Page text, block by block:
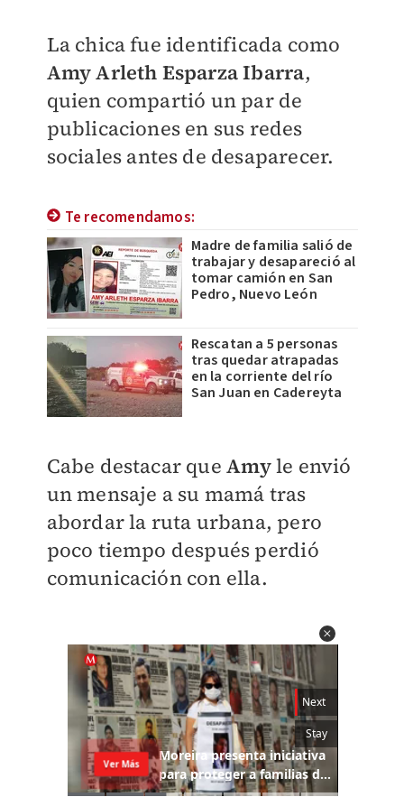
La chica fue identificada como
Amy Arleth Esparza Ibarra,
quien compartió un par de
publicaciones en sus redes
sociales antes de desaparecer.
Te recomendamos:
Madre de familia salió de
trabajar y desapareció al
tomar camión en San
Pedro, Nuevo León
Rescatan a 5 personas
tras quedar atrapadas
en la corriente del río
San Juan en Cadereyta
Cabe destacar queAmyle envió
un mensaje a su mamá tras
abordar la ruta urbana, pero
poco tiempo después perdió
comunicación con ella.